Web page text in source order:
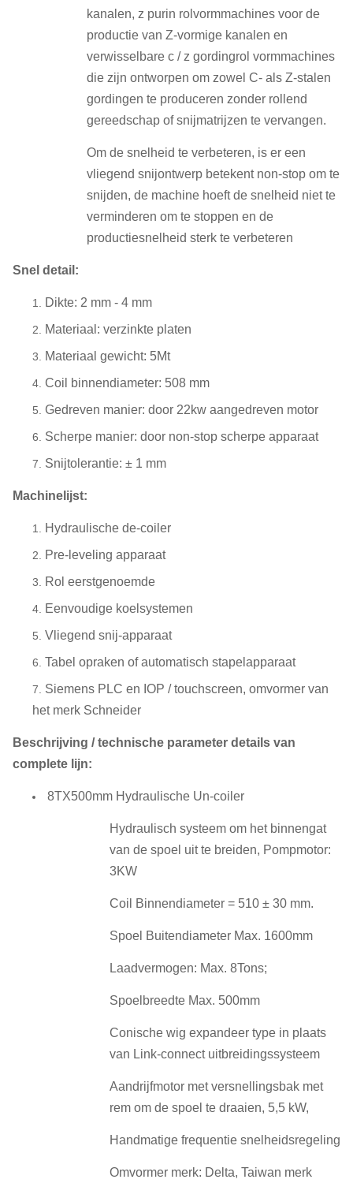
kanalen, z purin rolvormmachines voor de
productie van Z-vormige kanalen en
verwisselbare c / z gordingrol vormmachines
die zijn ontworpen om zowel C- als Z-stalen
gordingen te produceren zonder rollend
gereedschap of snijmatrijzen te vervangen.
Om de snelheid te verbeteren, is er een
vliegend snijontwerp betekent non-stop om te
snijden, de machine hoeft de snelheid niet te
verminderen om te stoppen en de
productiesnelheid sterk te verbeteren
Snel detail:
Dikte: 2 mm - 4 mm
Materiaal: verzinkte platen
Materiaal gewicht: 5Mt
Coil binnendiameter: 508 mm
Gedreven manier: door 22kw aangedreven motor
Scherpe manier: door non-stop scherpe apparaat
Snijtolerantie: ± 1 mm
Machinelijst:
Hydraulische de-coiler
Pre-leveling apparaat
Rol eerstgenoemde
Eenvoudige koelsystemen
Vliegend snij-apparaat
Tabel opraken of automatisch stapelapparaat
Siemens PLC en IOP / touchscreen, omvormer van
het merk Schneider
Beschrijving / technische parameter details van
complete lijn:
8TX500mm Hydraulische Un-coiler
Hydraulisch systeem om het binnengat
van de spoel uit te breiden, Pompmotor:
3KW
Coil Binnendiameter = 510 ± 30 mm.
Spoel Buitendiameter Max. 1600mm
Laadvermogen: Max. 8Tons;
Spoelbreedte Max. 500mm
Conische wig expandeer type in plaats
van Link-connect uitbreidingssysteem
Aandrijfmotor met versnellingsbak met
rem om de spoel te draaien, 5,5 kW,
Handmatige frequentie snelheidsregeling
Omvormer merk: Delta, Taiwan merk